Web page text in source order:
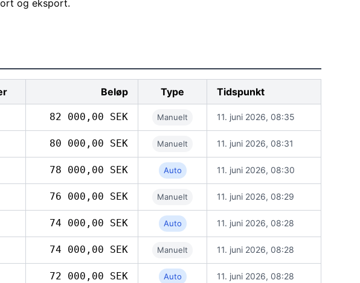
og eksport.
Beløp Type Tidspunkt
82 000,00 SEK Manuelt 11. juni 2026, 08:35
80 000,00 SEK Manuelt 11. juni 2026, 08:31
78 000,00 SEK Auto 11. juni 2026, 08:30
76 000,00 SEK Manuelt 11. juni 2026, 08:29
74 000,00 SEK Auto 11. juni 2026, 08:28
74 000,00 SEK Manuelt 11. juni 2026, 08:28
72 000,00 SEK Auto 11. juni 2026, 08:28